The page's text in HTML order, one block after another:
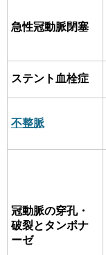
急性冠動脈閉塞
ステント血栓症
不整脈
冠動脈の穿孔・
破裂とタンポナ
ーゼ